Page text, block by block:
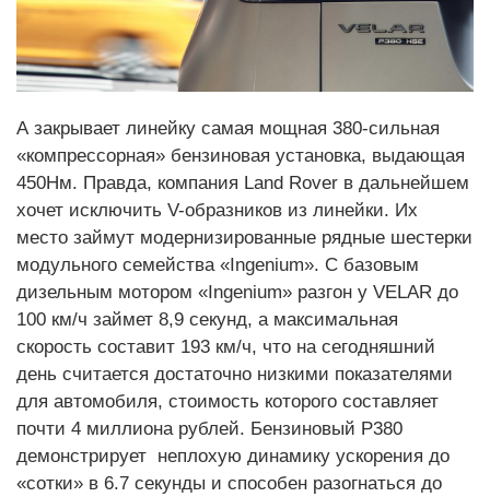
А закрывает линейку самая мощная 380-сильная
«компрессорная» бензиновая установка, выдающая
450Нм. Правда, компания Land Rover в дальнейшем
хочет исключить V-образников из линейки. Их
место займут модернизированные рядные шестерки
модульного семейства «Ingenium». С базовым
дизельным мотором «Ingenium» разгон у VELAR до
100 км/ч займет 8,9 секунд, а максимальная
скорость составит 193 км/ч, что на сегодняшний
день считается достаточно низкими показателями
для автомобиля, стоимость которого составляет
почти 4 миллиона рублей. Бензиновый P380
демонстрирует неплохую динамику ускорения до
«сотки» в 6.7 секунды и способен разогнаться до